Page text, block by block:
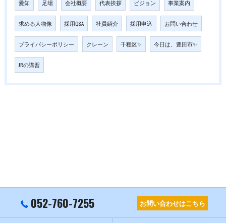
愛知 足場 会社概要 代表挨拶 ビジョン 事業案内
求める人物像 採用Q&A 社員紹介 採用申込 お問い合わせ
プライバシーポリシー クレーン 千種区✨ 今日は、豊田市✨
JRの講習
052-760-7255 お問い合わせはこちら